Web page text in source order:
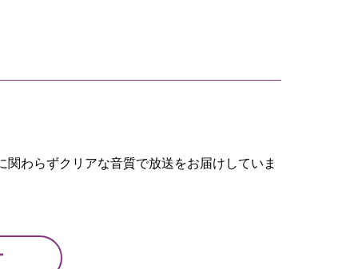
わらずクリアな音質で放送をお届けしていま